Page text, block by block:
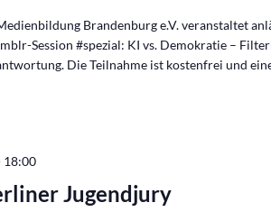
Brandenburg e.V. veranstaltet
Session #spezial: KI vs. Demokratie –
Die Teilnahme ist kostenfrei und
Jugendjury
18:00